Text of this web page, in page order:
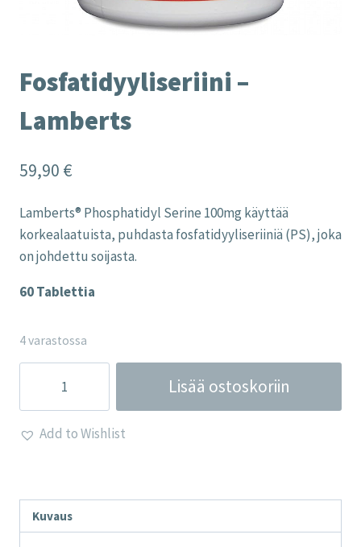
Fosfatidyyliseriini –
Lamberts
59,90 €
Lamberts® Phosphatidyl Serine 100mg käyttää
korkealaatuista, puhdasta fosfatidyyliseriiniä (PS), joka
on johdettu soijasta.
60 Tablettia
4 varastossa
Lamberts
määrä
Lisää ostoskoriin
Add to Wishlist
Kuvaus